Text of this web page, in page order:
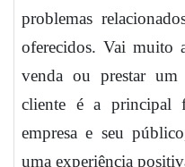
problemas
oferecidos. Vai muito
venda ou prestar
cliente é a principal
empresa e seu
uma experiência